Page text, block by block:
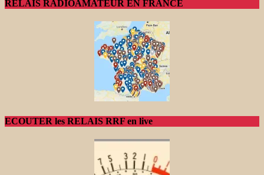
RELAIS RADIOAMATEUR EN FRANCE
ECOUTER les RELAIS RRF en live